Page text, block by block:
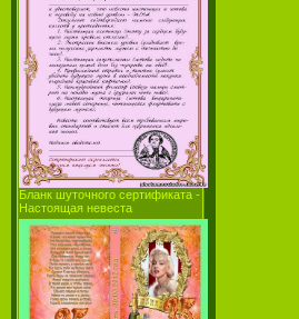
Бланк шуточного сертификата -
Настоящая невеста